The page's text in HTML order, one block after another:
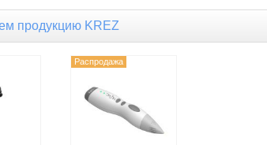
продукцию KREZ
Распродажа